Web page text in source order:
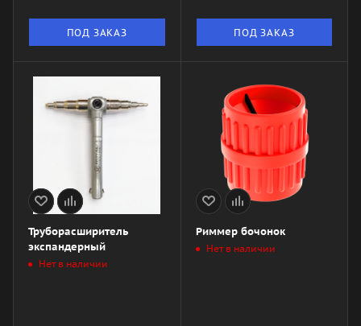
ПОД ЗАКАЗ ПОД ЗАКАЗ
Труборасширитель
экспандерный
Нет в наличии
Риммер бочонок
Нет в наличии